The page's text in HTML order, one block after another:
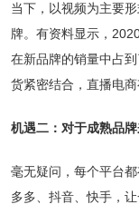
当下，以视频为主要
牌。有资料显示，
在新品牌的销量中占
货紧密结合，直播电
机遇二：对于成熟品
毫无疑问，每个平台
多多、抖音、快手，